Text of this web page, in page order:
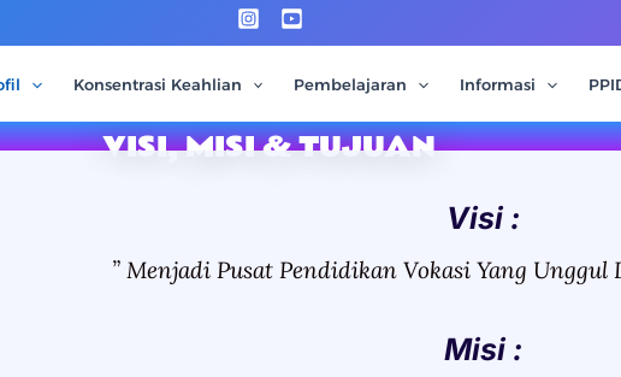
Konsentrasi Keahlian Pembelajaran Informasi
VISI, MISI & TUJUAN
Visi :​​
” Menjadi Pusat Pendidikan Vokasi Yang Unggul
Misi :